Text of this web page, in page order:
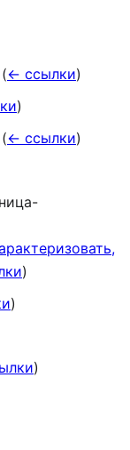
(← ссылки)
)
(← ссылки)
)
)
)